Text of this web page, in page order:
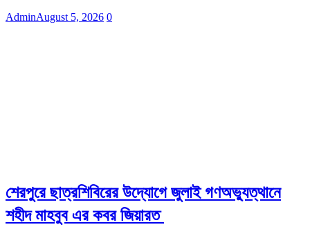
AdminAugust 5, 2026 0
শেরপুরে ছাত্রশিবিরের উদ্যোগে জুলাই গণঅভ্যুত্থানে
শহীদ মাহবুব এর কবর জিয়ারত